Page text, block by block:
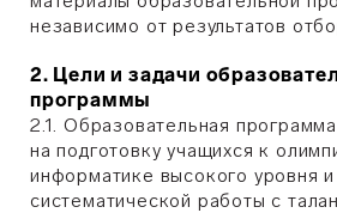
независимо от результатов
2. Цели и задачи
программы
2.1. Образовательная
на подготовку учащихся к
информатике высокого уровня
систематической работы с